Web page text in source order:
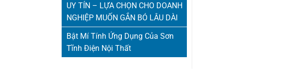
UY TÍN – LỰA CHỌN CHO DOANH
NGHIỆP MUỐN GẮN BÓ LÂU DÀI
Bật Mí Tính Ứng Dụng Của Sơn
Tĩnh Điện Nội Thất